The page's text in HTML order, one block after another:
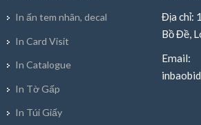
In ấn tem nhãn, decal
In Card Visit
In Catalogue
In Tờ Gấp
In Túi Giấy
Địa chỉ:
Bồ Đề,
Email: